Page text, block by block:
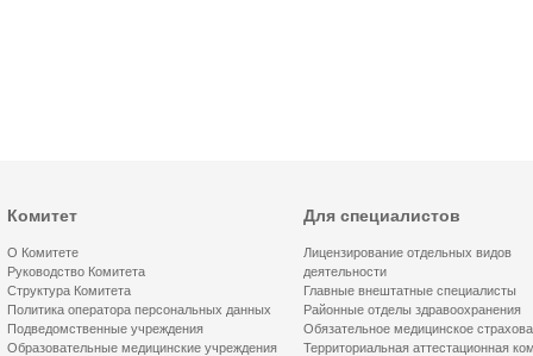
Комитет
О Комитете
Руководство Комитета
Структура Комитета
Политика оператора персональных данных
Подведомственные учреждения
Образовательные медицинские учреждения
Для специалистов
Лицензирование отдельных видов
деятельности
Главные внештатные специалисты
Районные отделы здравоохранения
Обязательное медицинское
Территориальная аттестационная